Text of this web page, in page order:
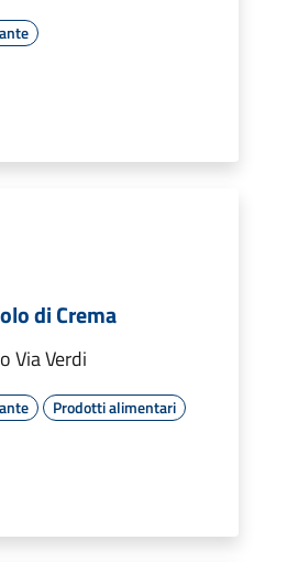
di Crema
Via Verdi
Prodotti alimentari